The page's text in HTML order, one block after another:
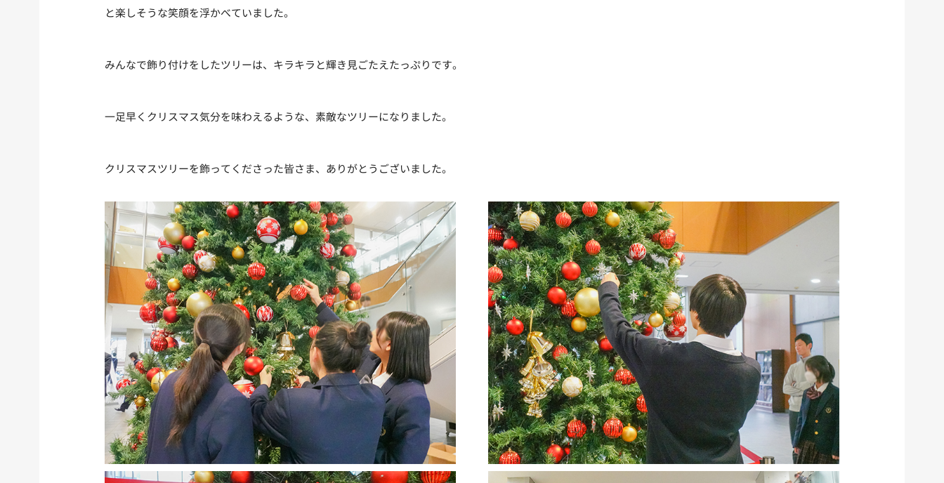
と楽しそうな笑顔を浮かべていました。
みんなで飾り付けをしたツリーは、キラキラと輝き見ごたえたっぷりです。
一足早くクリスマス気分を味わえるような、素敵なツリーになりました。
クリスマスツリーを飾ってくださった皆さま、ありがとうございました。